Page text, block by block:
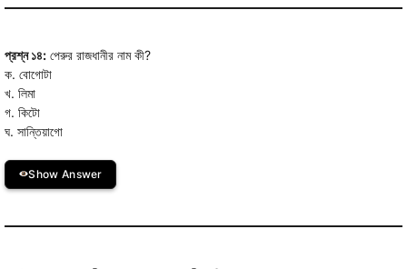
প্রশ্ন ১৪: পেরুর রাজধানীর নাম কী?
ক. বোগোটা
খ. লিমা
গ. কিটো
ঘ. সান্তিয়াগো
Show Answer